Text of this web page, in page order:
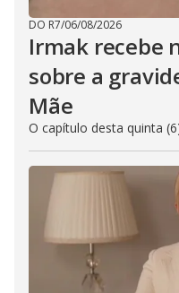
DO R7/06/08/2026
Irmak recebe
sobre a
Mãe
O capítulo desta quinta